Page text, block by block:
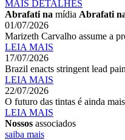
MAIS DETALHES
Abrafati na mídia Abrafati
01/07/2026
Marizeth Carvalho assume a
LEIA MAIS
17/07/2026
Brazil enacts stringent lead
LEIA MAIS
22/07/2026
O futuro das tintas é ainda
LEIA MAIS
Nossos associados
saiba mais